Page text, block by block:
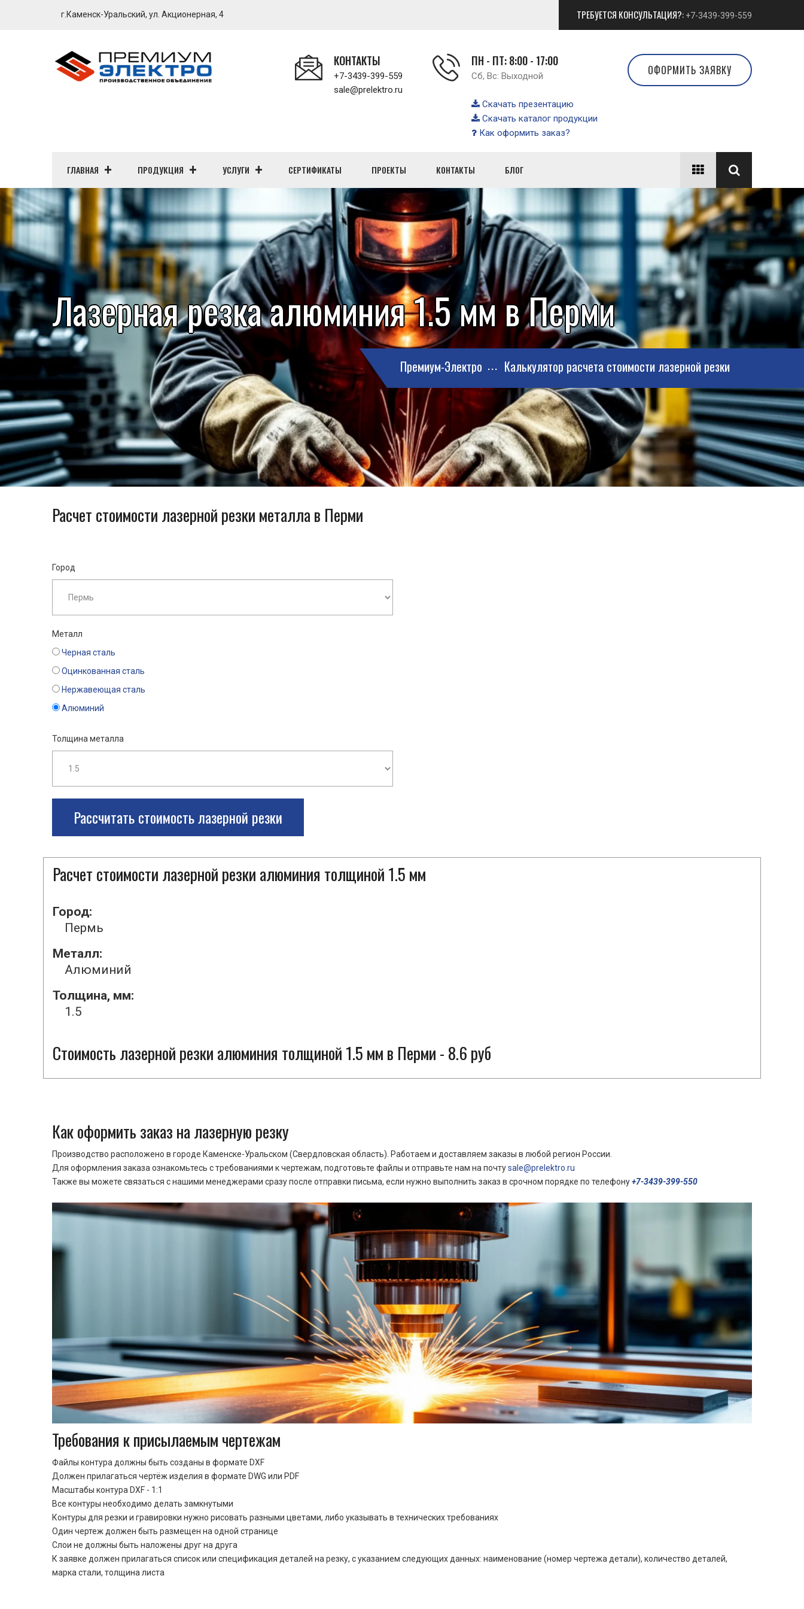
г.Каменск-Уральский, ул. Акционерная, 4 ТРЕБУЕТСЯ КОНСУЛЬТАЦИЯ?: +7-3439-399-559
КОНТАКТЫ
+7-3439-399-559
sale@prelektro.ru
ПН - ПТ: 8:00 - 17:00
Сб, Вс: Выходной
Скачать презентацию
Скачать каталог продукции
Как оформить заказ?
ОФОРМИТЬ ЗАЯВКУ
ГЛАВНАЯ ПРОДУКЦИЯ УСЛУГИ СЕРТИФИКАТЫ ПРОЕКТЫ КОНТАКТЫ БЛОГ
Лазерная резка алюминия 1.5 мм в Перми
Премиум-Электро Калькулятор расчета стоимости лазерной резки
Расчет стоимости лазерной резки металла в Перми
Город
Металл
Черная сталь
Оцинкованная сталь
Нержавеющая сталь
Алюминий
Толщина металла
Рассчитать стоимость лазерной резки
Расчет стоимости лазерной резки алюминия толщиной 1.5 мм
Город:
Пермь
Металл:
Алюминий
Толщина, мм:
1.5
Стоимость лазерной резки алюминия толщиной 1.5 мм в Перми - 8.6 руб
Как оформить заказ на лазерную резку
Производство расположено в городе Каменске-Уральском (Свердловская область). Работаем и доставляем заказы в любой регион России.
Для оформления заказа ознакомьтесь с требованиями к чертежам, подготовьте файлы и отправьте нам на почтуsale@prelektro.ru
Также вы можете связаться с нашими менеджерами сразу после отправки письма, если нужно выполнить заказ в срочном порядке по телефону+7-3439-399-550
Требования к присылаемым чертежам
Файлы контура должны быть созданы в формате DXF
Должен прилагаться чертёж изделия в формате DWG или PDF
Масштабы контура DXF - 1:1
Все контуры необходимо делать замкнутыми
Контуры для резки и гравировки нужно рисовать разными цветами, либо указывать в технических требованиях
Один чертеж должен быть размещен на одной странице
Cлои не должны быть наложены друг на друга
К заявке должен прилагаться список или спецификация деталей на резку, с указанием следующих данных: наименование (номер чертежа детали), количество деталей,
марка стали, толщина листа